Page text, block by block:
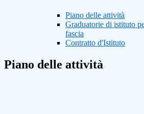
Piano delle attività
Graduatorie di istituto
fascia
Contratto d'Istituto
Piano delle attività